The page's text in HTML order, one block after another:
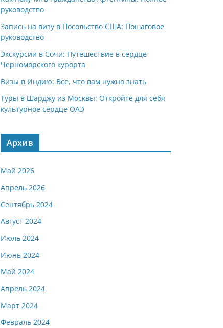
руководство
Запись на визу в Посольство США: Пошаговое
руководство
Экскурсии в Сочи: Путешествие в сердце
Черноморского курорта
Визы в Индию: Все, что вам нужно знать
Туры в Шарджу из Москвы: Откройте для себя
культурное сердце ОАЭ
Архив
Май 2026
Апрель 2026
Сентябрь 2024
Август 2024
Июль 2024
Июнь 2024
Май 2024
Апрель 2024
Март 2024
Февраль 2024